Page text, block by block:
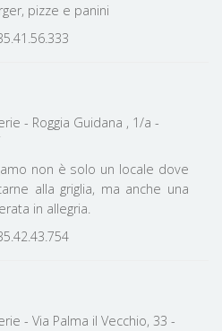
pizze e panini
1/a -
non è solo un locale dove
alla griglia, ma anche una
in allegria.
33 -